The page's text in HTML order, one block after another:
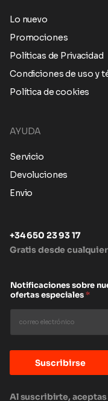
Lo nuevo
Promociones
Políticas de Privacidad
Condiciones de uso y
Política de cookies
AYUDA
Servicio
Devoluciones
Envio
+34 650 23 93 17
Gratis desde
Notificaciones sobre
ofertas especiales*
Suscribirse
Al suscribirte,